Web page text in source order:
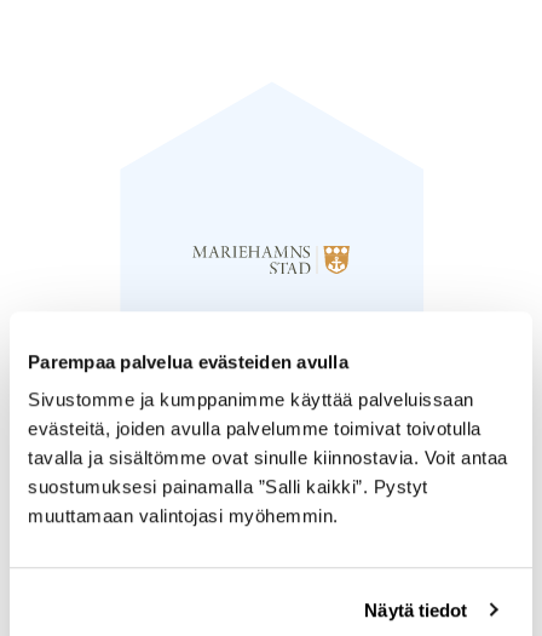
Parempaa palvelua evästeiden avulla
Sivustomme ja kumppanimme käyttää palveluissaan
evästeitä, joiden avulla palvelumme toimivat toivotulla
tavalla ja sisältömme ovat sinulle kiinnostavia. Voit antaa
suostumuksesi painamalla ”Salli kaikki”. Pystyt
muuttamaan valintojasi myöhemmin.
Näytä tiedot
He ovat ammattilaisia, jotka tarjoavat